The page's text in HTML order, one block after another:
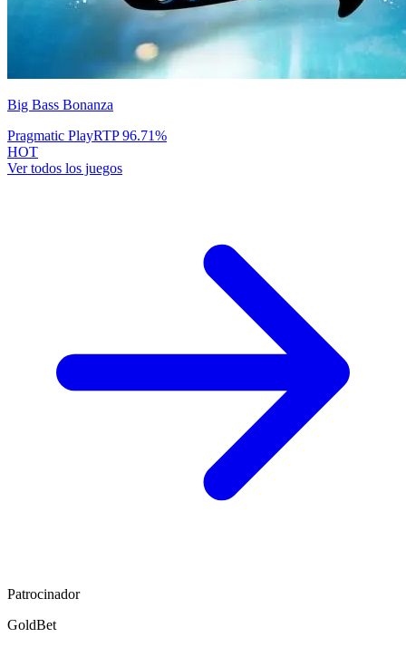
Big Bass Bonanza
Pragmatic PlayRTP96.71%
HOT
Ver todos los juegos
Patrocinador
GoldBet